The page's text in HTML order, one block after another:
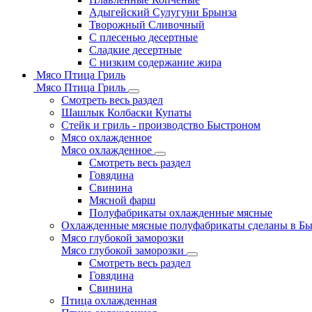
Адыгейский Сулугуни Брынза
Творожный Сливочный
С плесенью десертные
Сладкие десертные
С низким содержание жира
Мясо Птица Гриль
Мясо Птица Гриль
Смотреть весь раздел
Шашлык Колбаски Купаты
Стейк и гриль - производство Быстроном
Мясо охлажденное
Мясо охлажденное
Смотреть весь раздел
Говядина
Свинина
Мясной фарш
Полуфабрикаты охлажденные мясные
Охлажденные мясные полуфабрикаты сделаны в
Мясо глубокой заморозки
Мясо глубокой заморозки
Смотреть весь раздел
Говядина
Свинина
Птица охлажденная